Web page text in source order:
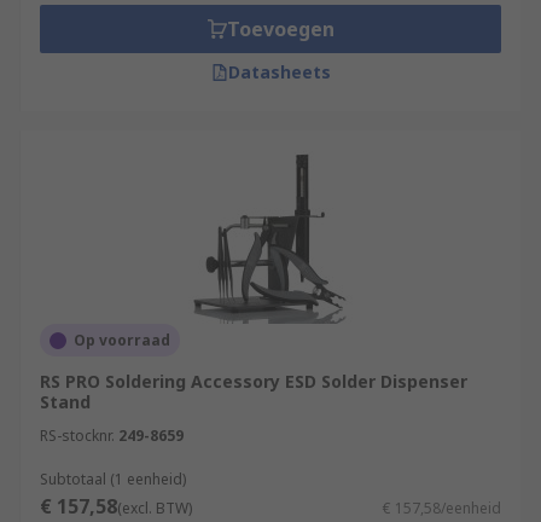
Toevoegen
Datasheets
Op voorraad
RS PRO Soldering Accessory ESD Solder Dispenser
Stand
RS-stocknr. 249-8659
Subtotaal (1 eenheid)
€ 157,58(excl. BTW) € 157,58/eenheid